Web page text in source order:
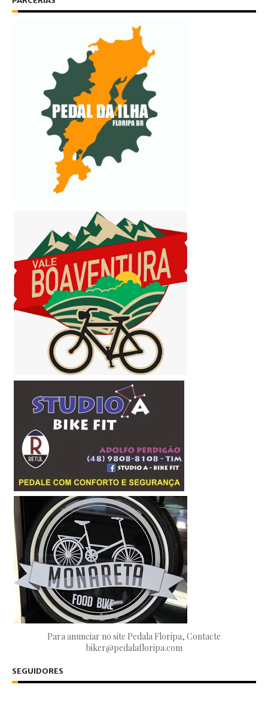
Para anunciar no site Pedala Floripa, Contacte
biker@pedalafloripa.com
SEGUIDORES